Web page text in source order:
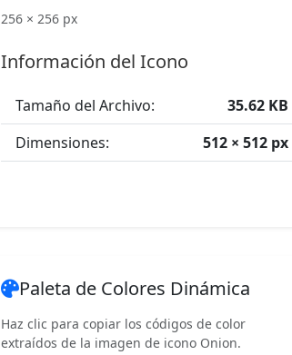
256 × 256 px
Información del Icono
Tamaño del Archivo:
35.62 KB
Dimensiones:
512 × 512 px
Paleta de Colores Dinámica
Haz clic para copiar los códigos de color
extraídos de la imagen de icono Onion.